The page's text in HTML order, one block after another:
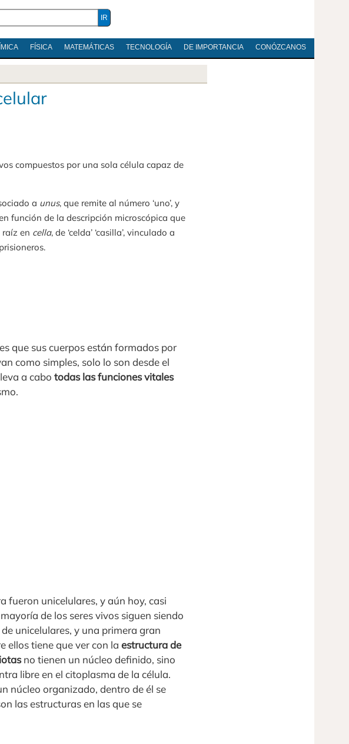
FÍSICA MATEMÁTICAS TECNOLOGÍA DE IMPORTANCIA CONÓZCANOS
compuestos por una sola célula capaz de
a unus, que remite al número ‘uno’, y
función de la descripción microscópica que
raíz en cella, de ‘celda’ ‘casilla’, vinculado a
que sus cuerpos están formados por
como simples, solo lo son desde el
a cabo todas las funciones vitales
fueron unicelulares, y aún hoy, casi
de los seres vivos siguen siendo
unicelulares, y una primera gran
ellos tiene que ver con la estructura de
no tienen un núcleo definido, sino
libre en el citoplasma de la célula.
núcleo organizado, dentro de él se
las estructuras en las que se